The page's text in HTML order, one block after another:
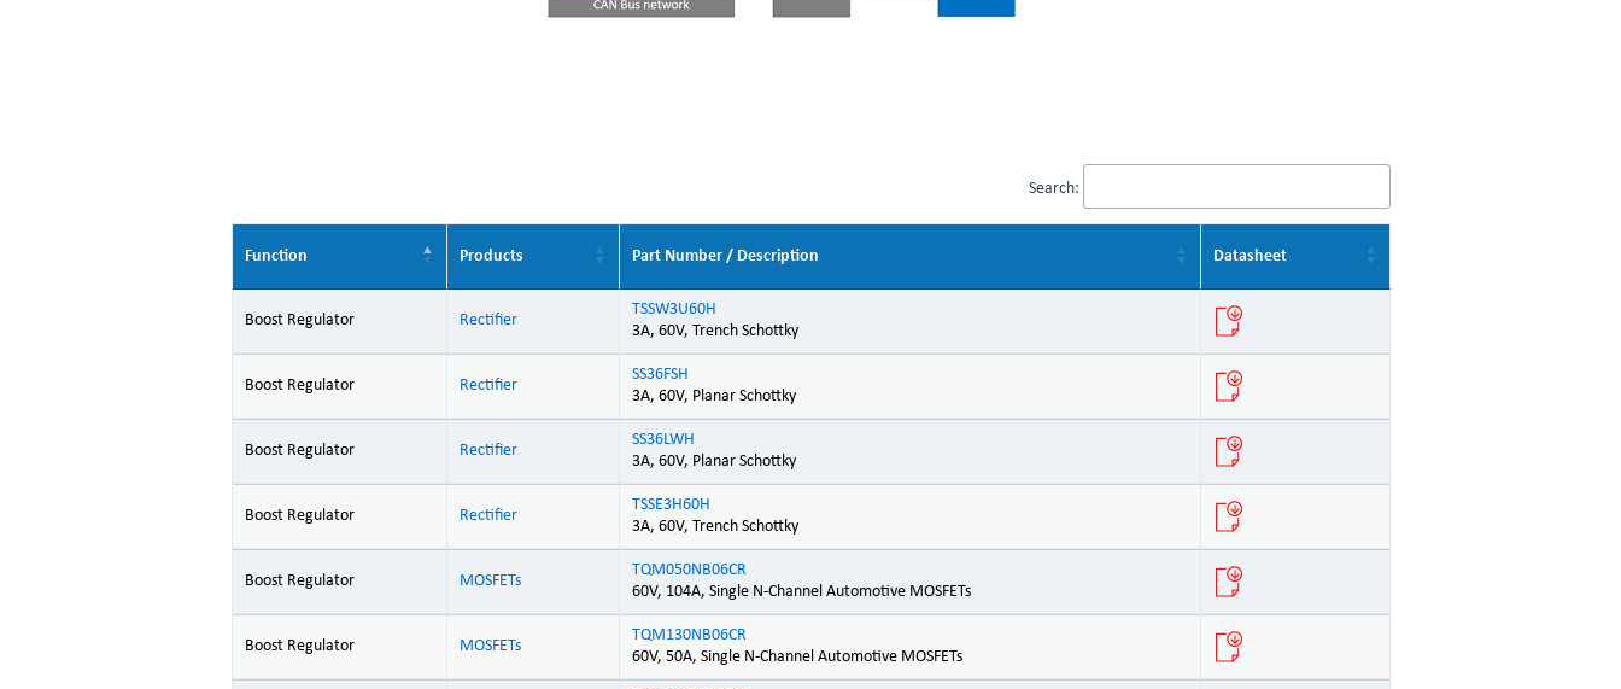
Search:
Function Products Part Number / Description Datasheet
Boost Regulator Rectifier
TSSW3U60H
3A, 60V, Trench Schottky
Boost Regulator Rectifier
SS36FSH
3A, 60V, Planar Schottky
Boost Regulator Rectifier
SS36LWH
3A, 60V, Planar Schottky
Boost Regulator Rectifier
TSSE3H60H
3A, 60V, Trench Schottky
Boost Regulator MOSFETs
TQM050NB06CR
60V, 104A, Single N-Channel Automotive MOSFETs
Boost Regulator MOSFETs
TQM130NB06CR
60V, 50A, Single N-Channel Automotive MOSFETs